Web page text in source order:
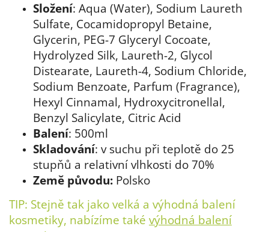
Složení: Aqua (Water), Sodium Laureth
Sulfate, Cocamidopropyl Betaine,
Glycerin, PEG-7 Glyceryl Cocoate,
Hydrolyzed Silk, Laureth-2, Glycol
Distearate, Laureth-4, Sodium Chloride,
Sodium Benzoate, Parfum (Fragrance),
Hexyl Cinnamal, Hydroxycitronellal,
Benzyl Salicylate, Citric Acid
Balení: 500ml
Skladování: v suchu při teplotě do 25
stupňů a relativní vlhkosti do 70%
Země původu: Polsko
TIP: Stejně tak jako velká a výhodná balení
kosmetiky, nabízíme také výhodná balení